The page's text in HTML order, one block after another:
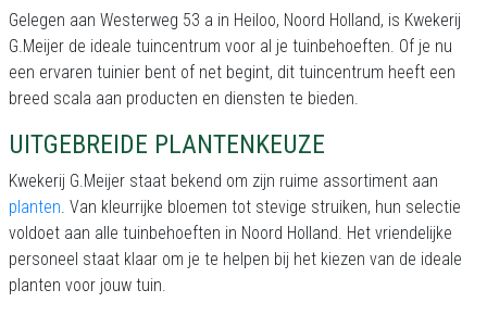
Gelegen aan Westerweg 53 a in Heiloo, Noord Holland, is Kwekerij
G.Meijer de ideale tuincentrum voor al je tuinbehoeften. Of je nu
een ervaren tuinier bent of net begint, dit tuincentrum heeft een
breed scala aan producten en diensten te bieden.
UITGEBREIDE PLANTENKEUZE
Kwekerij G.Meijer staat bekend om zijn ruime assortiment aan
planten. Van kleurrijke bloemen tot stevige struiken, hun selectie
voldoet aan alle tuinbehoeften in Noord Holland. Het vriendelijke
personeel staat klaar om je te helpen bij het kiezen van de ideale
planten voor jouw tuin.